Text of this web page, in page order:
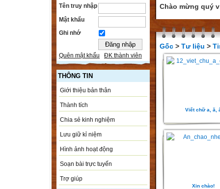
Tên truy nhập
Mật khẩu
Ghi nhớ
Quên mật khẩu ĐK thành viên
THÔNG TIN
Giới thiệu bản thân
Thành tích
Chia sẻ kinh nghiệm
Lưu giữ kỉ niệm
Hình ảnh hoạt động
Soạn bài trực tuyến
Trợ giúp
Chào mừng quý
Gốc > Tư liệu >
Viết chữ a, ă,
Xin chào!